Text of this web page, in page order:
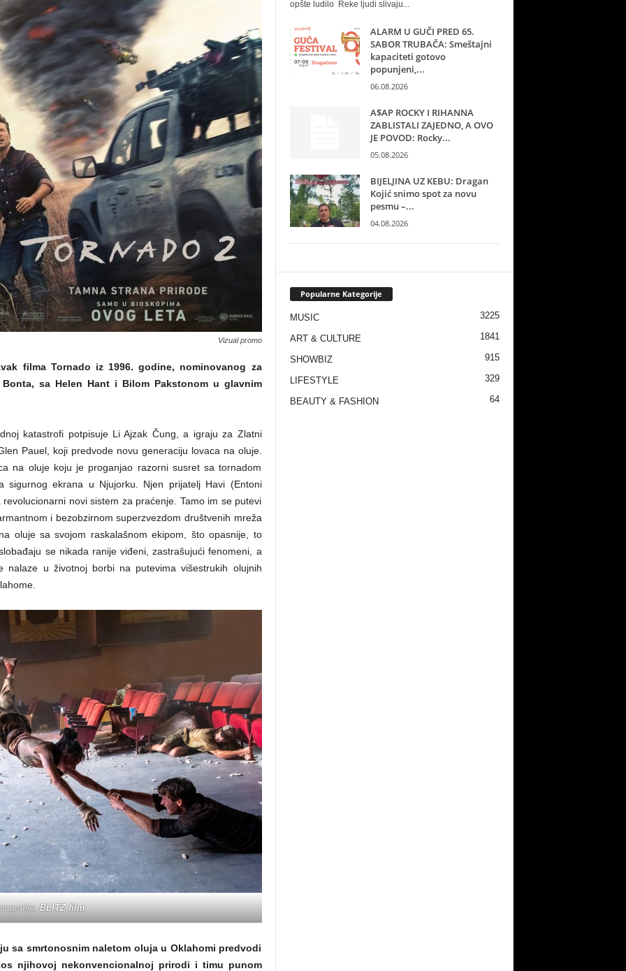
Vizual promo
filma Tornado iz 1996. godine, nominovanog za
sa Helen Hant i Bilom Pakstonom u glavnim
katastrofi potpisuje Li Ajzak Čung, a igraju za Zlatni
Pauel, koji predvode novu generaciju lovaca na oluje.
na oluje koju je proganjao razorni susret sa tornadom
sigurnog ekrana u Njujorku. Njen prijatelj Havi (Entoni
novi sistem za praćenje. Tamo im se putevi
i bezobzirnom superzvezdom društvenih mreža
oluje sa svojom raskalašnom ekipom, što opasnije, to
se nikada ranije viđeni, zastrašujući fenomeni, a
nalaze u životnoj borbi na putevima višestrukih olujnih
BLITZ film
sa smrtonosnim naletom oluja u Oklahomi predvodi
njihovoj nekonvencionalnoj prirodi i timu punom
opšte ludilo Reke ljudi slivaju...
ALARM U GUČI PRED 65.
SABOR TRUBAČA: Smeštajni
kapaciteti gotovo
popunjeni,...
06.08.2026
A$AP ROCKY I RIHANNA
ZABLISTALI ZAJEDNO, A OVO
JE POVOD: Rocky...
05.08.2026
BIJELJINA UZ KEBU: Dragan
Kojić snimo spot za novu
pesmu –...
04.08.2026
Popularne Kategorije
MUSIC 3225
ART & CULTURE 1841
SHOWBIZ 915
LIFESTYLE 329
BEAUTY & FASHION 64